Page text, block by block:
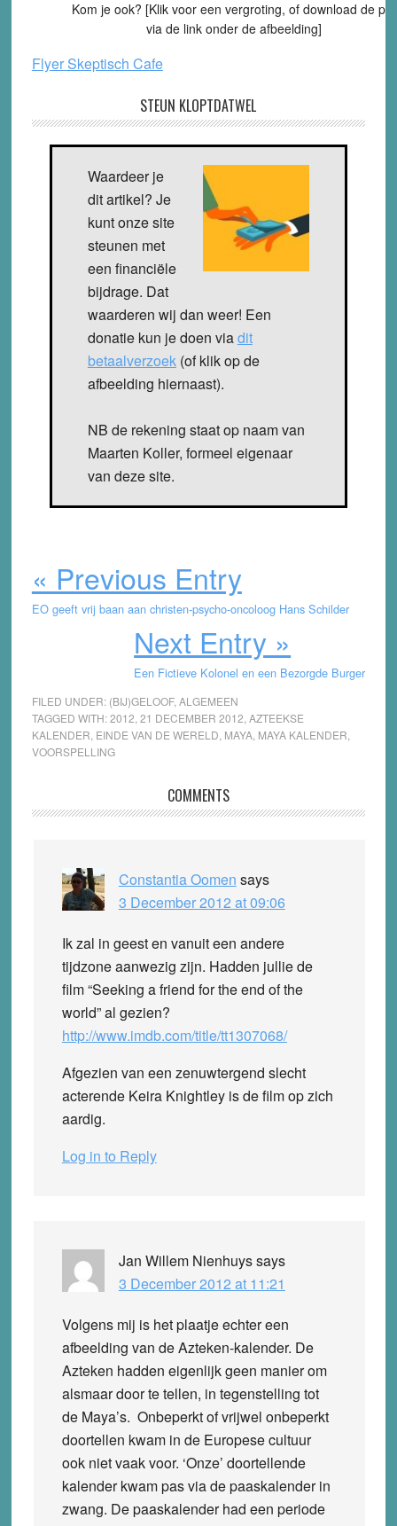
Kom je ook? [Klik voor een vergroting, of download de pdf
via de link onder de afbeelding]
Flyer Skeptisch Cafe
STEUN KLOPTDATWEL
Waardeer je
dit artikel? Je
kunt onze site
steunen met
een financiële
bijdrage. Dat
waarderen wij dan weer! Een
donatie kun je doen viadit
betaalverzoek(of klik op de
afbeelding hiernaast).
NB de rekening staat op naam van
Maarten Koller, formeel eigenaar
van deze site.
« Previous Entry
EO geeft vrij baan aan christen-psycho-oncoloog Hans Schilder
Next Entry »
Een Fictieve Kolonel en een Bezorgde Burger
FILED UNDER: (BIJ)GELOOF, ALGEMEEN
TAGGED WITH:2012 21 DECEMBER 2012 AZTEEKSE
KALENDER EINDE VAN DE WERELD MAYA, MAYA KALENDER
VOORSPELLING
Interactions
COMMENTS
Constantia Oomen says
3 December 2012 at 09:06
Ik zal in geest en vanuit een andere
tijdzone aanwezig zijn. Hadden jullie de
film “Seeking a friend for the end of the
world” al gezien?
http://www.imdb.com/title/tt1307068/
Afgezien van een zenuwtergend slecht
acterende Keira Knightley is de film op zich
aardig.
Log in to Reply
Jan Willem Nienhuyssays
3 December 2012 at 11:21
Volgens mij is het plaatje echter een
afbeelding van de Azteken-kalender. De
Azteken hadden eigenlijk geen manier om
alsmaar door te tellen, in tegenstelling tot
de Maya’s. Onbeperkt of vrijwel onbeperkt
doortellen kwam in de Europese cultuur
ook niet vaak voor. ‘Onze’ doortellende
kalender kwam pas via de paaskalender in
zwang. De paaskalender had een periode